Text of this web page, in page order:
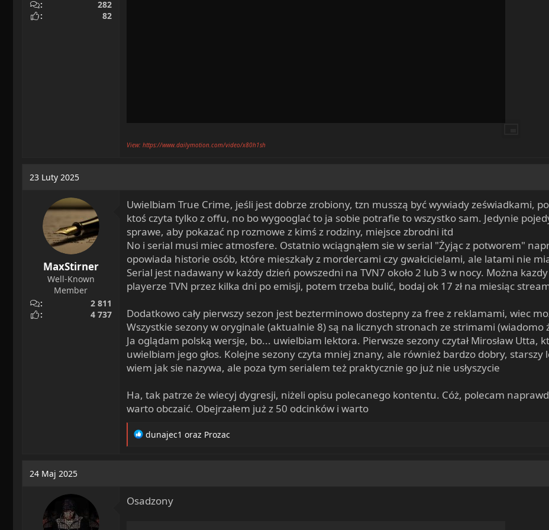
282
82
View: https://www.dailymotion.com/video/x80h1sh
23 Luty 2025
MaxStirner
Well-Known
Member
2 811
4 737
Uwielbiam True Crime, jeśli jest dobrze zrobiony, tzn musszą być wywiady zeświadkami,
ktoś czyta tylko z offu, no bo wygooglać to ja sobie potrafie to wszystko sam. Jedynie
sprawe, aby pokazać np rozmowe z kimś z rodziny, miejsce zbrodni itd
No i serial musi miec atmosfere. Ostatnio wciągnąłem sie w serial "Żyjąc z potworem"
opowiada historie osób, które mieszkały z mordercami czy gwałcicielami, ale latami nie
Serial jest nadawany w każdy dzień powszedni na TVN7 około 2 lub 3 w nocy. Można
playerze TVN przez kilka dni po emisji, potem trzeba bulić, bodaj ok 17 zł na miesiąc
Dodatkowo cały pierwszy sezon jest bezterminowo dostepny za free z reklamami, wiec
Wszystkie sezony w oryginale (aktualnie 8) są na licznych stronach ze strimami (wiadomo
Ja oglądam polską wersje, bo... uwielbiam lektora. Pierwsze sezony czytał Mirosław Utta,
uwielbiam jego głos. Kolejne sezony czyta mniej znany, ale również bardzo dobry,
wiem jak sie nazywa, ale poza tym serialem też praktycznie go już nie usłyszycie
Ha, tak patrze że wiecyj dygresji, niżeli opisu polecanego kontentu. Cóż, polecam
warto obczaić. Obejrzałem już z 50 odcinków i warto
R
o
dunajec1 oraz Prozac
24 Maj 2025
Osadzony